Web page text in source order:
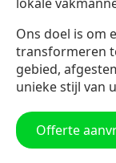
Ons doel is om
transformeren
gebied,
unieke stijl van
Offerte